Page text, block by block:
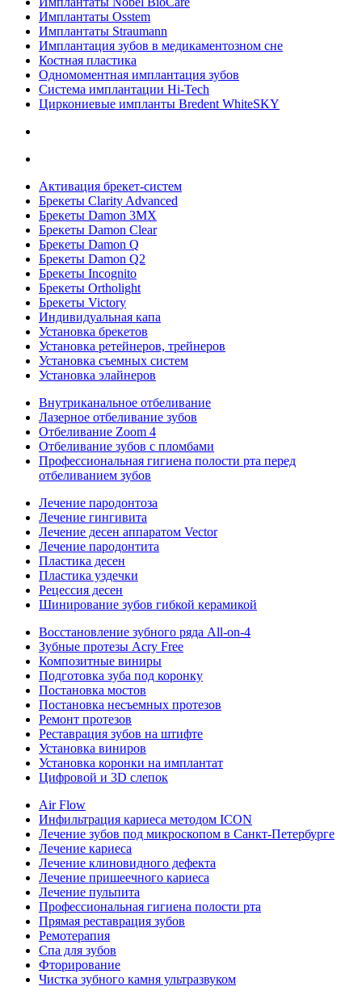
Имплантаты Osstem
Имплантаты Straumann
Имплантация зубов в медикаментозном сне
Костная пластика
Одномоментная имплантация зубов
Система имплантации Hi-Tech
Циркониевые импланты Bredent WhiteSKY
Активация брекет-систем
Брекеты Clarity Advanced
Брекеты Damon 3MX
Брекеты Damon Clear
Брекеты Damon Q
Брекеты Damon Q2
Брекеты Incognito
Брекеты Ortholight
Брекеты Victory
Индивидуальная капа
Установка брекетов
Установка ретейнеров, трейнеров
Установка съемных систем
Установка элайнеров
Внутриканальное отбеливание
Лазерное отбеливание зубов
Отбеливание Zoom 4
Отбеливание зубов с пломбами
Профессиональная гигиена полости рта перед
отбеливанием зубов
Лечение пародонтоза
Лечение гингивита
Лечение десен аппаратом Vector
Лечение пародонтита
Пластика десен
Пластика уздечки
Рецессия десен
Шинирование зубов гибкой керамикой
Восстановление зубного ряда All‑on‑4
Зубные протезы Acry Free
Композитные виниры
Подготовка зуба под коронку
Постановка мостов
Постановка несъемных протезов
Ремонт протезов
Реставрация зубов на штифте
Установка виниров
Установка коронки на имплантат
Цифровой и 3D слепок
Air Flow
Инфильтрация кариеса методом ICON
Лечение зубов под микроскопом в Санкт-Петербурге
Лечение кариеса
Лечение клиновидного дефекта
Лечение пришеечного кариеса
Лечение пульпита
Профессиональная гигиена полости рта
Прямая реставрация зубов
Ремотерапия
Спа для зубов
Фторирование
Чистка зубного камня ультразвуком